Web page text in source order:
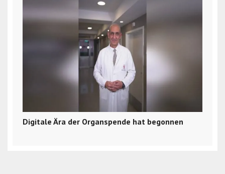
Digitale Ära der Organspende hat begonnen